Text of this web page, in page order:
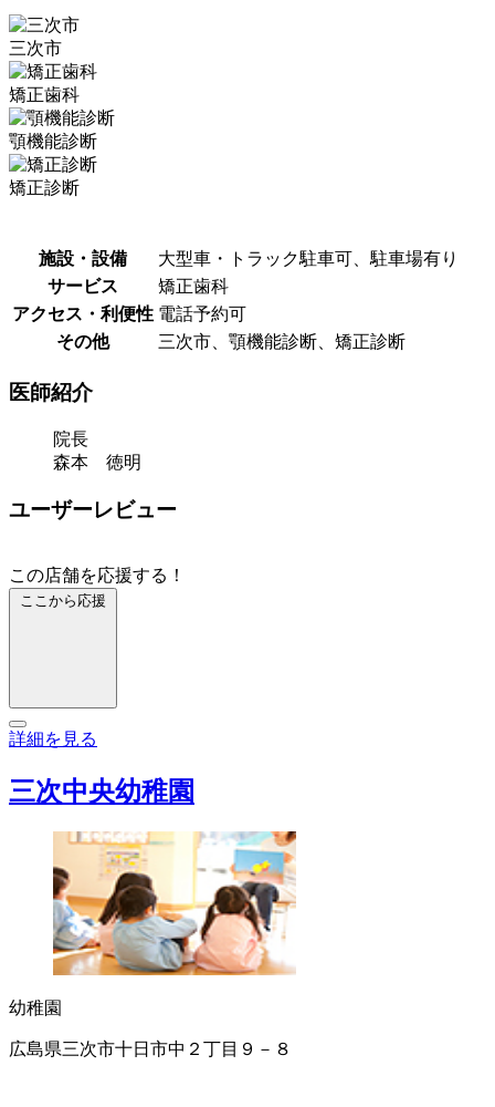
三次市
矯正歯科
顎機能診断
矯正診断
施設・設備
大型車・トラック駐車可、駐車場有り
サービス
矯正歯科
アクセス・利便性 電話予約可
その他
三次市、顎機能診断、矯正診断
医師紹介
院長
森本 徳明
ユーザーレビュー
この店舗を応援する！
ここから応援
詳細を見る
三次中央幼稚園
幼稚園
広島県三次市十日市中２丁目９－８